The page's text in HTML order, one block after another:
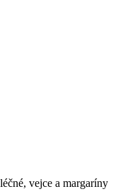
vejce a margaríny